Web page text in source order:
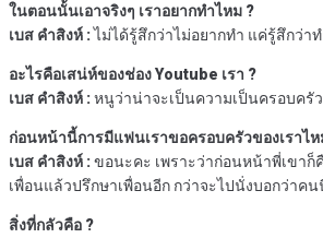
ในตอนนั้นเอาจริงๆ เราอยากทำไหม ?
เบส คําสิงห์ :ไม่ได้รู้สึกว่าไม่อยากทำ แค่รู้สึกว่าท
อะไรคือเสน่ห์ของช่อง Youtube เรา ?
เบส คําสิงห์ :หนูว่าน่าจะเป็นความเป็นครอบครัว
ก่อนหน้านี้การมีแฟนเราขอครอบครัวของเราไห
เบส คําสิงห์ :ขอนะคะ เพราะว่าก่อนหน้าพี่เขา
เพื่อนแล้วปรึกษาเพื่อนอีก กว่าจะไปนั่งบอกว่าค
สิ่งที่กลัวคือ ?